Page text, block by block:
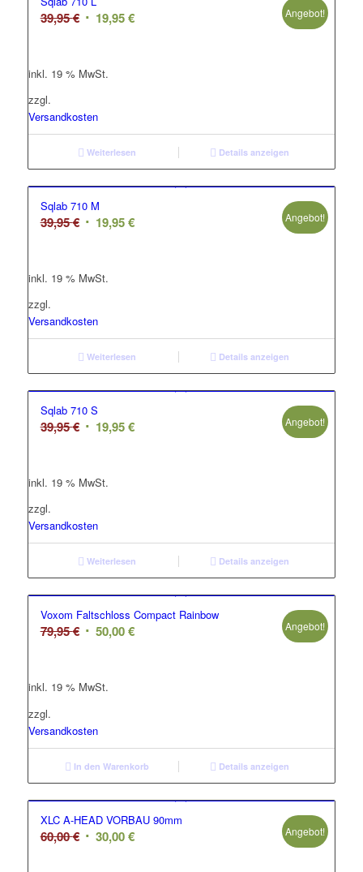
39,95€ Ursprünglicher
39,95 €
19,95€Aktueller
Angebot!
inkl. 19 % MwSt.
zzgl.
Versandkosten
Weiterlesen Details anzeigen
Sqlab 710 M
39,95€ Ursprünglicher
39,95 €
19,95€Aktueller
Angebot!
inkl. 19 % MwSt.
zzgl.
Versandkosten
Weiterlesen Details anzeigen
Sqlab 710 S
39,95€ Ursprünglicher
39,95 €
19,95€Aktueller
Angebot!
inkl. 19 % MwSt.
zzgl.
Versandkosten
Weiterlesen Details anzeigen
Voxom Faltschloss Compact Rainbow
79,95€ Ursprünglicher
79,95 €
50,00€Aktueller
Angebot!
inkl. 19 % MwSt.
zzgl.
Versandkosten
In den Warenkorb Details anzeigen
XLC A-HEAD VORBAU 90mm
60,00€ Ursprünglicher
30,00€Aktueller
Angebot!